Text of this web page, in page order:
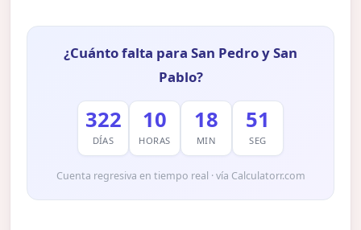
¿Cuánto falta para San Pedro y San
Pablo?
322
DÍAS
10
HORAS
18
MIN
50
SEG
Cuenta regresiva en tiempo real · vía Calculatorr.com